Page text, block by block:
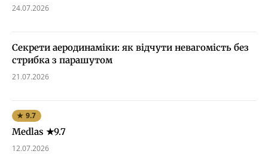
24.07.2026
Секрети аеродинаміки: як відчути невагомість без
стрибка з парашутом
21.07.2026
★ 9.7
Medlas ★9.7
12.07.2026